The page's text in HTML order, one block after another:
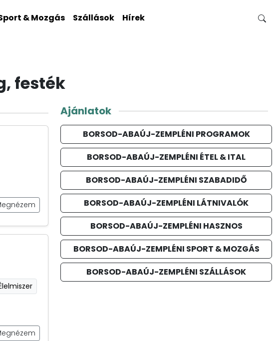
& Mozgás Szállások Hírek
festék
Ajánlatok
BORSOD-ABAÚJ-ZEMPLÉNI PROGRAMOK
BORSOD-ABAÚJ-ZEMPLÉNI ÉTEL & ITAL
BORSOD-ABAÚJ-ZEMPLÉNI SZABADIDŐ
BORSOD-ABAÚJ-ZEMPLÉNI LÁTNIVALÓK
BORSOD-ABAÚJ-ZEMPLÉNI HASZNOS
BORSOD-ABAÚJ-ZEMPLÉNI SPORT & MOZGÁS
BORSOD-ABAÚJ-ZEMPLÉNI SZÁLLÁSOK